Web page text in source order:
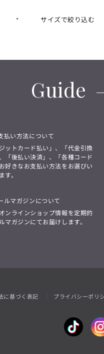
サイズで絞り込む
Guide
払い方法について
ジットカード払い」、「代金引換
「後払い決済」、「各種コード
好きなお支払い方法をお選びい
す。
ルマガジンについて
ンラインショップ情報を定期的
マガジンにてお届けします。
に基づく表記 プライバシーポリ